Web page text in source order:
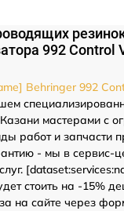
992 Control
Behringer 992
мастерами с
работ и запчасти
- мы в сервис-
стоить на -15%
на сайте через